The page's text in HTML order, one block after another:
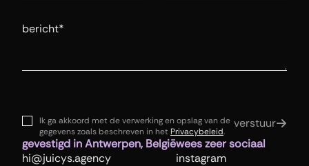
Bericht
Ik ga akkoord met de verwerking en opslag van de
gegevens zoals beschreven in het Privacybeleid.
verstuur
gevestigd in Antwerpen, België
hi@juicys.agency
wees zeer sociaal
instagram